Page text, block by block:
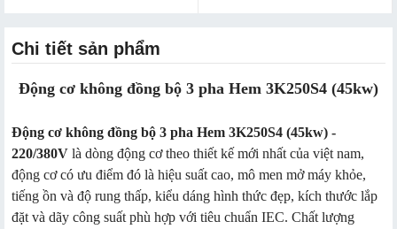
Chi tiết sản phẩm
Động cơ không đồng bộ 3 pha Hem 3K250S4 (45kw)
Động cơ không đồng bộ 3 pha Hem 3K250S4 (45kw) -
220/380V là dòng động cơ theo thiết kế mới nhất của việt nam,
động cơ có ưu điểm đó là hiệu suất cao, mô men mở máy khỏe,
tiếng ồn và độ rung thấp, kiểu dáng hình thức đẹp, kích thước lắp
đặt và dãy công suất phù hợp với tiêu chuẩn IEC. Chất lượng